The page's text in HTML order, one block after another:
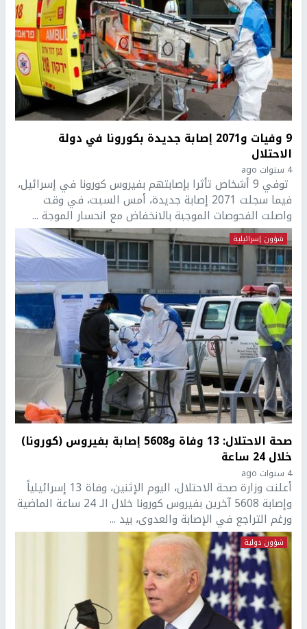
9 وفيات و2071 إصابة جديدة بكورونا في دولة
الاحتلال
4 سنوات ago
توفي 9 أشخاص تأثرا بإصابتهم بفيروس كورونا في إسرائيل،
فيما سجلت 2071 إصابة جديدة، أمس السبت، في وقت
واصلت الفحوصات الموجبة بالانخفاض مع انحسار الموجة ...
شؤون إسرائيلية
صحة الاحتلال: 13 وفاة و5608 إصابة بفيروس (كورونا)
خلال 24 ساعة
4 سنوات ago
أعلنت وزارة صحة الاحتلال، اليوم الإثنين، وفاة 13 إسرائيلياً
وإصابة 5608 آخرين بفيروس كورونا خلال الـ 24 ساعة الماضية
ورغم التراجع في الإصابة والعدوى، بيد ...
شؤون دولية